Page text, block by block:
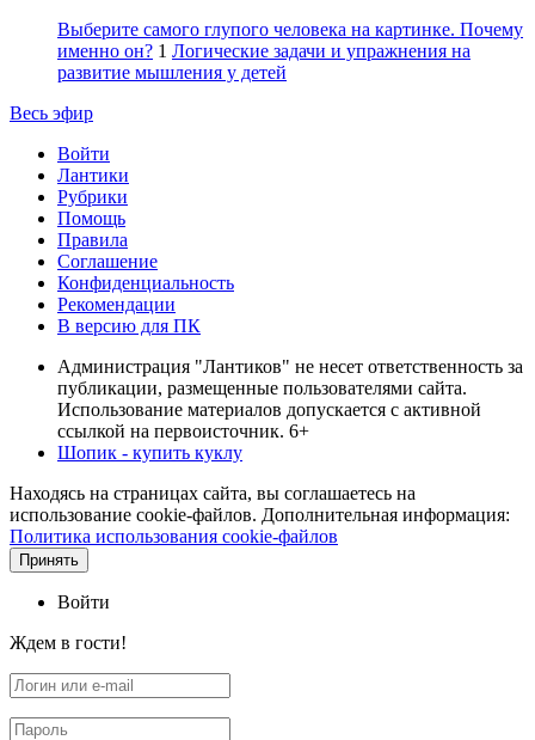
Выберите самого глупого человека на картинке. Почему
именно он? 1 Логические задачи и упражнения на
развитие мышления у детей
Весь эфир
Войти
Лантики
Рубрики
Помощь
Правила
Соглашение
Конфиденциальность
Рекомендации
В версию для ПК
Администрация "Лантиков" не несет ответственность за
публикации, размещенные пользователями сайта.
Использование материалов допускается с активной
ссылкой на первоисточник. 6+
Шопик - купить куклу
Находясь на страницах сайта, вы соглашаетесь на
использование cookie-файлов. Дополнительная информация:
Политика использования cookie-файлов
Принять
Войти
Ждем в гости!